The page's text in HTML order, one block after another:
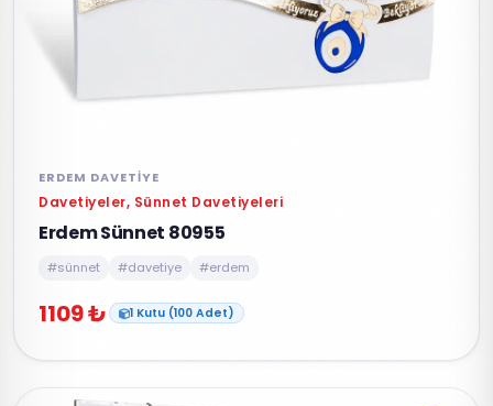
ERDEM DAVETIYE
Davetiyeler, Sünnet Davetiyeleri
Erdem Sünnet 80955
#sünnet #davetiye #erdem
1109 ₺ 1 Kutu (100 Adet)